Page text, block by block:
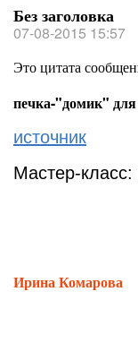
Без заголовка
07-08-2015 15:57
Это цитата
печка-"домик"
источник
Мастер-класс:
Ирина Комарова